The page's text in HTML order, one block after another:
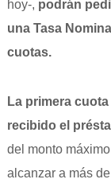
hoy-, podrán
una Tasa
cuotas.
La primera
recibido el
del monto
alcanzar a más